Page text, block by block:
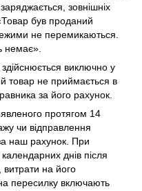
зовнішніх
був проданий
не перемикаються.
немає».
виключно у
товар не приймається в
за його рахунок.
протягом 14
чи відправлення
наш рахунок. При
днів після
на його
пересилку включають